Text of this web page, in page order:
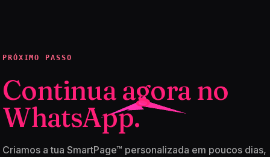
PRÓXIMO PASSO
Continua agora no
WhatsApp.
Criamos a tua SmartPage™ personalizada em poucos dias,